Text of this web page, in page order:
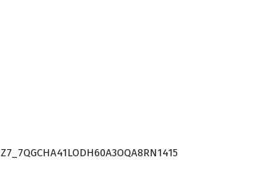
Z7_7QGCHA41LODH60A3OQA8RN1415